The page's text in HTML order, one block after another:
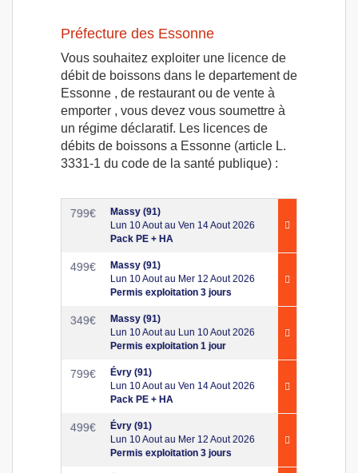
Préfecture des Essonne
Vous souhaitez exploiter une licence de
débit de boissons dans le departement de
Essonne , de restaurant ou de vente à
emporter , vous devez vous soumettre à
un régime déclaratif. Les licences de
débits de boissons a Essonne (article L.
3331-1 du code de la santé publique) :
799€
Massy (91)
Lun 10 Aout au Ven 14 Aout 2026
Pack PE + HA
499€
Massy (91)
Lun 10 Aout au Mer 12 Aout 2026
Permis exploitation 3 jours
349€
Massy (91)
Lun 10 Aout au Lun 10 Aout 2026
Permis exploitation 1 jour
799€
Évry (91)
Lun 10 Aout au Ven 14 Aout 2026
Pack PE + HA
499€
Évry (91)
Lun 10 Aout au Mer 12 Aout 2026
Permis exploitation 3 jours